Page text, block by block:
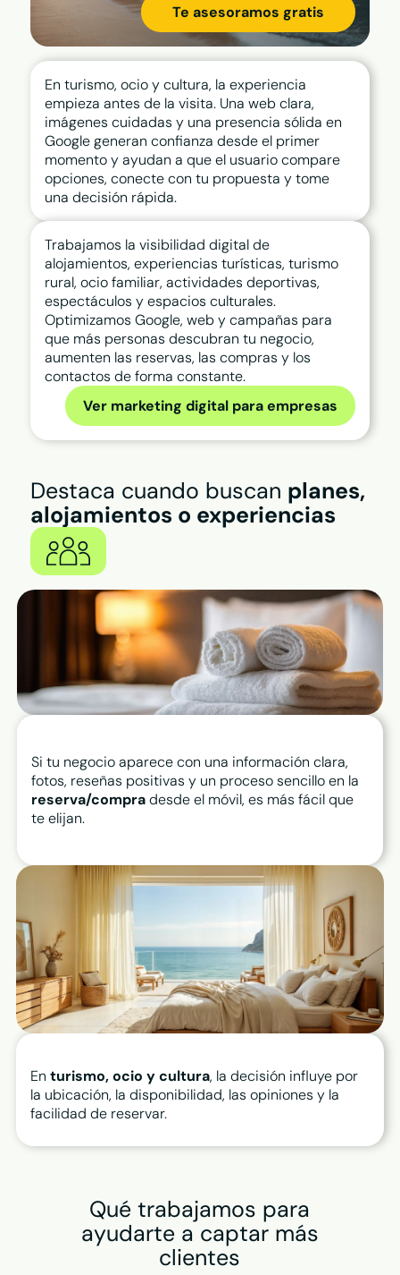
Te asesoramos gratis
En turismo, ocio y cultura, la experiencia
empieza antes de la visita. Una web clara,
imágenes cuidadas y una presencia sólida en
Google generan confianza desde el primer
momento y ayudan a que el usuario compare
opciones, conecte con tu propuesta y tome
una decisión rápida.
Trabajamos la visibilidad digital de
alojamientos, experiencias turísticas, turismo
rural, ocio familiar, actividades deportivas,
espectáculos y espacios culturales.
Optimizamos Google, web y campañas para
que más personas descubran tu negocio,
aumenten las reservas, las compras y los
contactos de forma constante.
Ver marketing digital para empresas
Destaca cuando buscan planes,
alojamientos o experiencias
Si tu negocio aparece con una información clara,
fotos, reseñas positivas y un proceso sencillo en la
reserva/compra desde el móvil, es más fácil que
te elijan.
En turismo, ocio y cultura, la decisión influye por
la ubicación, la disponibilidad, las opiniones y la
facilidad de reservar.
Qué trabajamos para
ayudarte a captar más
clientes
Plan Contacto Activo >
Convierte oportunidades y
haz crecer tu negocio
Comparador de planes >
Elige el mejor plan para tu empresa
Te puede interesar
Reserva de cita ›
Reserva de mesa
Publicidad en Google ›
ChatBot IA›
Plan Desarrollo >
Plan Contacto Activo >
Plan Impulsa >
Plan Visibilidad >
Plan Integral >